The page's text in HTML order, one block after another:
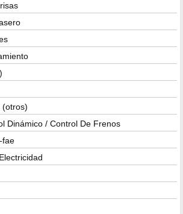
(otros)
Dinámico / Control De Frenos
fae